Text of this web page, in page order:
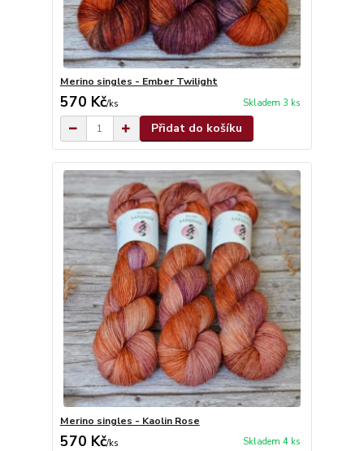
Merino singles - Ember Twilight
570 Kč/ks Skladem 3 ks
Přidat do košíku
Merino singles - Kaolin Rose
570 Kč/ks Skladem 4 ks